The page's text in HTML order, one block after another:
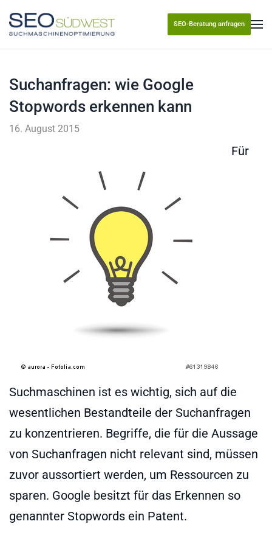
Skip to main content
SEO-Beratung anfragen
Suchanfragen: wie Google
Stopwords erkennen kann
16. August 2015
Für
Suchmaschinen ist es wichtig, sich auf die
wesentlichen Bestandteile der Suchanfragen
zu konzentrieren. Begriffe, die für die Aussage
von Suchanfragen nicht relevant sind, müssen
zuvor aussortiert werden, um Ressourcen zu
sparen. Google besitzt für das Erkennen so
genannter Stopwords ein Patent.